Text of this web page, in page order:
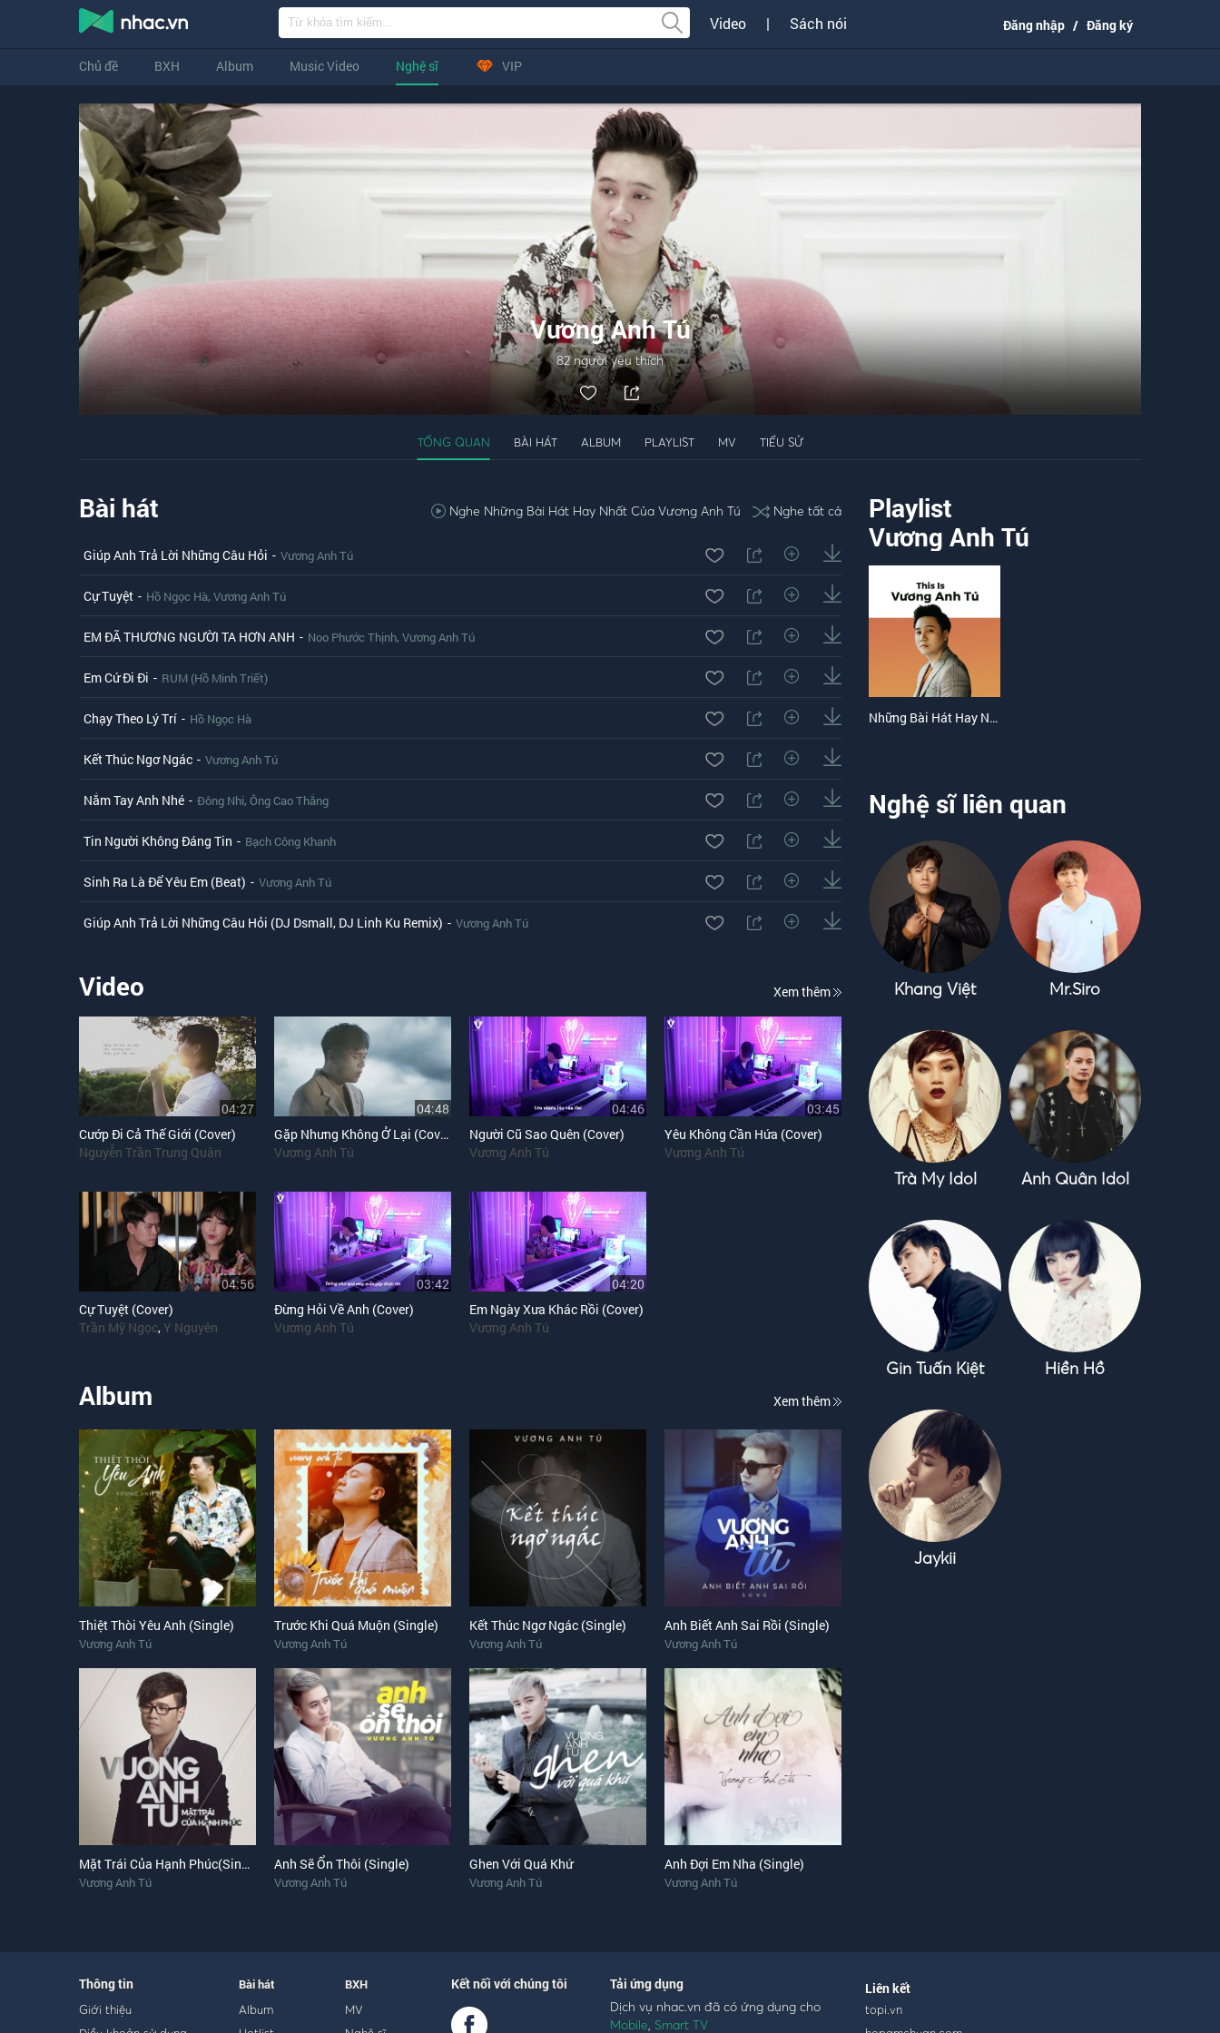
Video | Sách nói Đăng nhập / Đăng ký
Chủ đề BXH Album Music Video Nghệ sĩ VIP
Vương Anh Tú
82người yêu thích
TỔNG QUAN BÀI HÁT ALBUM PLAYLIST MV TIỂU SỬ
Bài hát Nghe Những Bài Hát Hay Nhất Của Vương Anh Tú Nghe tất cả
Giúp Anh Trả Lời Những Câu Hỏi - Vương Anh Tú
Cự Tuyệt - Hồ Ngọc Hà, Vương Anh Tú
EM ĐÃ THƯƠNG NGƯỜI TA HƠN ANH - Noo Phước Thịnh, Vương Anh Tú
Em Cứ Đi Đi - RUM (Hồ Minh Triết)
Chạy Theo Lý Trí - Hồ Ngọc Hà
Kết Thúc Ngơ Ngác - Vương Anh Tú
Nắm Tay Anh Nhé - Đông Nhi, Ông Cao Thắng
Tin Người Không Đáng Tin - Bạch Công Khanh
Sinh Ra Là Để Yêu Em (Beat) - Vương Anh Tú
Giúp Anh Trả Lời Những Câu Hỏi (DJ Dsmall, DJ Linh Ku Remix) - Vương Anh Tú
Video Xem thêm
04:27
Cướp Đi Cả Thế Giới (Cover)
Nguyễn Trần Trung Quân
04:48
Gặp Nhưng Không Ở Lại (Cover)
Vương Anh Tú
04:46
Người Cũ Sao Quên (Cover)
Vương Anh Tú
03:45
Yêu Không Cần Hứa (Cover)
Vương Anh Tú
04:56
Cự Tuyệt (Cover)
Trần Mỹ Ngọc,Y Nguyên
03:42
Đừng Hỏi Về Anh (Cover)
Vương Anh Tú
04:20
Em Ngày Xưa Khác Rồi (Cover)
Vương Anh Tú
Album Xem thêm
Thiệt Thòi Yêu Anh (Single)
Vương Anh Tú
Trước Khi Quá Muộn (Single)
Vương Anh Tú
Kết Thúc Ngơ Ngác (Single)
Vương Anh Tú
Anh Biết Anh Sai Rồi (Single)
Vương Anh Tú
Mặt Trái Của Hạnh Phúc(Single)
Vương Anh Tú
Anh Sẽ Ổn Thôi (Single)
Vương Anh Tú
Ghen Với Quá Khứ
Vương Anh Tú
Anh Đợi Em Nha (Single)
Vương Anh Tú
Playlist
Vương Anh Tú
Những Bài Hát Hay Nhất Của Vương Anh Tú
Nghệ sĩ liên quan
Khang Việt Mr.Siro
Trà My Idol Anh Quân Idol
Gin Tuấn Kiệt Hiền Hồ
Jaykii
Thông tin
Giới thiệu
Bài hát
Album
BXH
MV
Kết nối với chúng tôi Tải ứng dụng
Dịch vụ nhac.vn đã có ứng dụng cho
Mobile, Smart TV
Liên kết
topi.vn